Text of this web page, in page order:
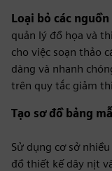
Loại bỏ các
quản lý đồ họa và
cho việc soạn thảo
dàng và nhanh
trên quy tắc giảm
Tạo sơ đồ bảng
Sử dụng cơ sở
đồ thiết kế dây nịt